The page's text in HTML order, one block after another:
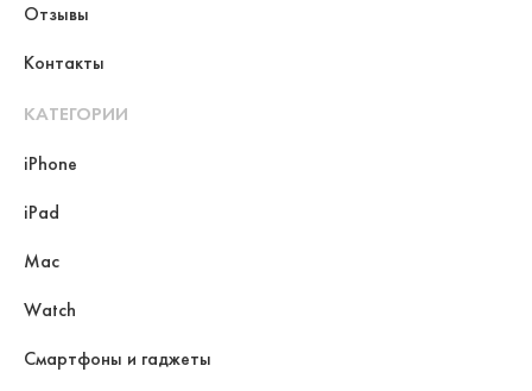
Отзывы
Контакты
КАТЕГОРИИ
iPhone
iPad
Mac
Watch
Смартфоны и гаджеты